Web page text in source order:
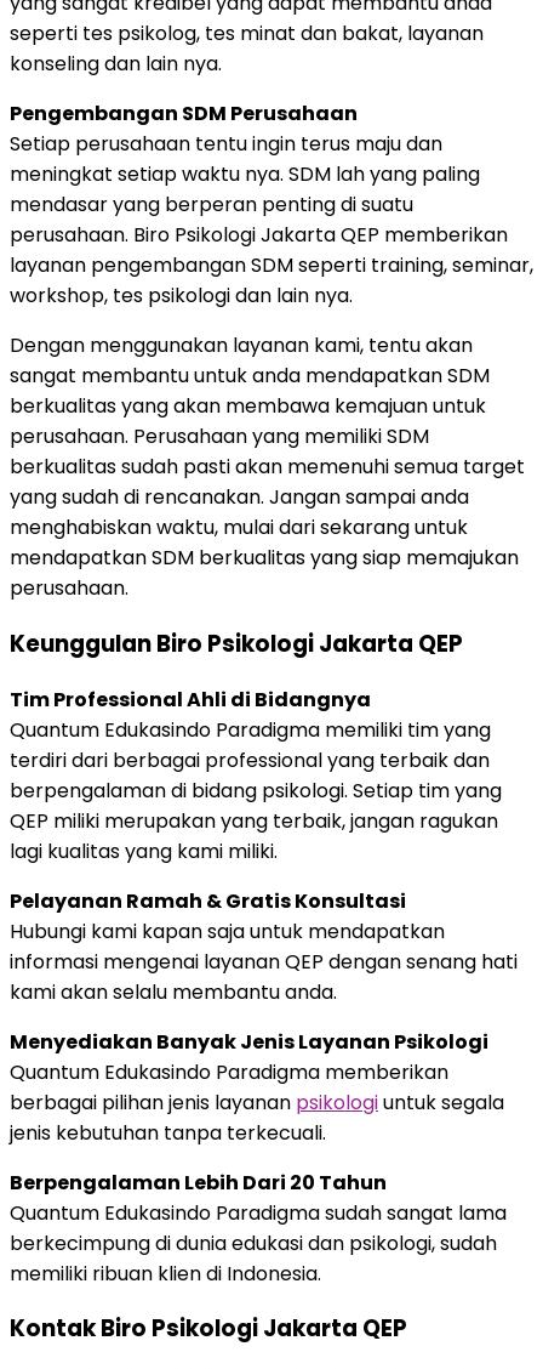
seperti tes psikolog, tes minat dan bakat, layanan
konseling dan lain nya.
Pengembangan SDM Perusahaan
Setiap perusahaan tentu ingin terus maju dan
meningkat setiap waktu nya. SDM lah yang paling
mendasar yang berperan penting di suatu
perusahaan. Biro Psikologi Jakarta QEP memberikan
layanan pengembangan SDM seperti training, seminar,
workshop, tes psikologi dan lain nya.
Dengan menggunakan layanan kami, tentu akan
sangat membantu untuk anda mendapatkan SDM
berkualitas yang akan membawa kemajuan untuk
perusahaan. Perusahaan yang memiliki SDM
berkualitas sudah pasti akan memenuhi semua target
yang sudah di rencanakan. Jangan sampai anda
menghabiskan waktu, mulai dari sekarang untuk
mendapatkan SDM berkualitas yang siap memajukan
perusahaan.
Keunggulan Biro Psikologi Jakarta QEP
Tim Professional Ahli di Bidangnya
Quantum Edukasindo Paradigma memiliki tim yang
terdiri dari berbagai professional yang terbaik dan
berpengalaman di bidang psikologi. Setiap tim yang
QEP miliki merupakan yang terbaik, jangan ragukan
lagi kualitas yang kami miliki.
Pelayanan Ramah & Gratis Konsultasi
Hubungi kami kapan saja untuk mendapatkan
informasi mengenai layanan QEP dengan senang hati
kami akan selalu membantu anda.
Menyediakan Banyak Jenis Layanan Psikologi
Quantum Edukasindo Paradigma memberikan
berbagai pilihan jenis layanan psikologiuntuk segala
jenis kebutuhan tanpa terkecuali.
Berpengalaman Lebih Dari 20 Tahun
Quantum Edukasindo Paradigma sudah sangat lama
berkecimpung di dunia edukasi dan psikologi, sudah
memiliki ribuan klien di Indonesia.
Kontak Biro Psikologi Jakarta QEP